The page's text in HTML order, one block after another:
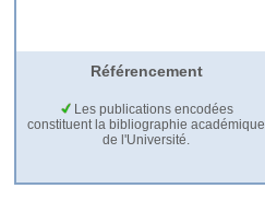
Référencement
Les publications encodées
constituent la bibliographie académique
de l'Université.